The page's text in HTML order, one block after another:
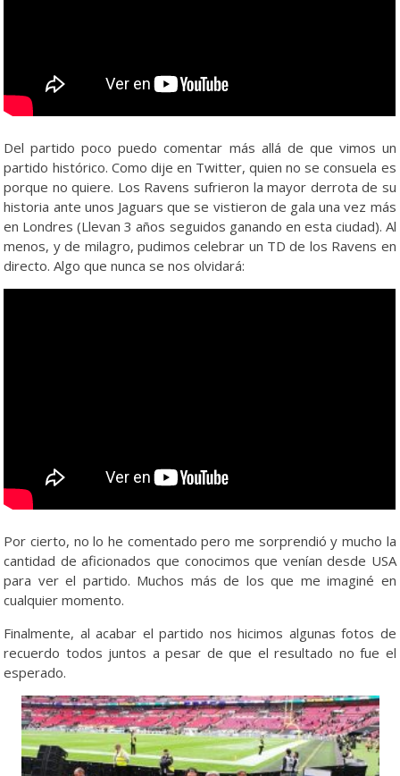
Del partido poco puedo comentar más allá de que vimos un
partido histórico. Como dije en Twitter, quien no se consuela es
porque no quiere. Los Ravens sufrieron la mayor derrota de su
historia ante unos Jaguars que se vistieron de gala una vez más
en Londres (Llevan 3 años seguidos ganando en esta ciudad). Al
menos, y de milagro, pudimos celebrar un TD de los Ravens en
directo. Algo que nunca se nos olvidará:
Por cierto, no lo he comentado pero me sorprendió y mucho la
cantidad de aficionados que conocimos que venían desde USA
para ver el partido. Muchos más de los que me imaginé en
cualquier momento.
Finalmente, al acabar el partido nos hicimos algunas fotos de
recuerdo todos juntos a pesar de que el resultado no fue el
esperado.